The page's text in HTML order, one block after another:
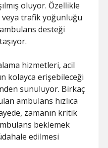
oluyor. Özellikle
trafik yoğunluğu
desteği
hizmetleri, acil
kolayca erişebileceği
sunuluyor. Birkaç
ambulans hızlıca
zamanın kritik
beklemek
edilmesi